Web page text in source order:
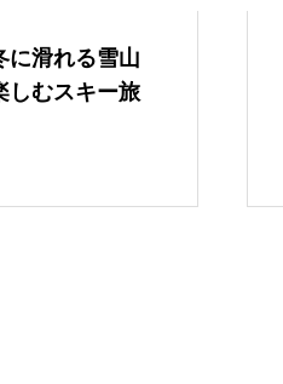
に滑れる雪山
しむスキー旅